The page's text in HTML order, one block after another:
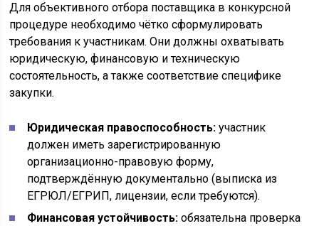
Для объективного отбора поставщика в конкурсной
процедуре необходимо чётко сформулировать
требования к участникам. Они должны охватывать
юридическую, финансовую и техническую
состоятельность, а также соответствие специфике
закупки.
Юридическая правоспособность: участник
должен иметь зарегистрированную
организационно-правовую форму,
подтверждённую документально (выписка из
ЕГРЮЛ/ЕГРИП, лицензии, если требуются).
Финансовая устойчивость: обязательна проверка